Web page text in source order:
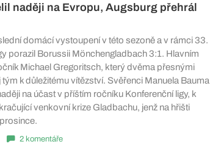
naději na Evropu, Augsburg přehrál
domácí vystoupení v této sezoně a v rámci 33.
porazil Borussii Mönchengladbach 3:1. Hlavním
Michael Gregoritsch, který dvěma přesnými
k důležitému vítězství. Svěřenci Manuela Bauma
na účast v příštím ročníku Konferenční ligy, k
venkovní krize Gladbachu, jenž na hřišti
2 komentáře